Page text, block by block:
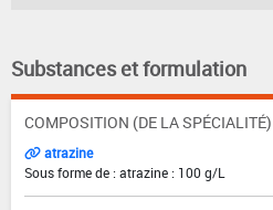
Substances et formulation
COMPOSITION (DE LA
atrazine
Sous forme de : atrazine : 100 g/L